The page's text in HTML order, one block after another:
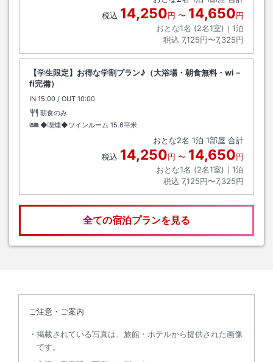
税込 14,250円 〜 14,650円
おとな1名 (2名1室)｜ 1泊
税込 7,125円〜7,325円
【学生限定】お得な学割プラン♪（大浴場・朝食無料・wi－
fi完備）
IN チェックイン
15:00 / OUT チェックアウト
10:00
朝食のみ
◆喫煙◆ツインルーム 15.6平米
おとな2名 1泊 1部屋 合計
税込 14,250円 〜 14,650円
おとな1名 (2名1室)｜ 1泊
税込 7,125円〜7,325円
全ての宿泊プランを見る
ご注意・ご案内
掲載されている写真は、旅館・ホテルから提供された画像
です。